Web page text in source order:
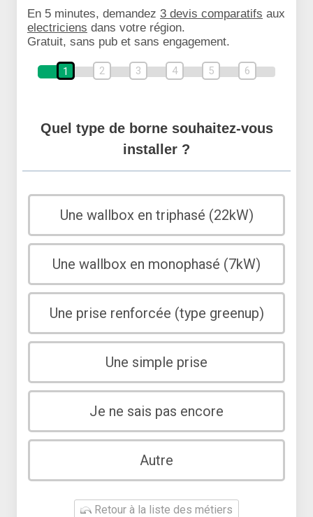
En 5 minutes, demandez 3 devis comparatifs aux
electriciens dans votre région.
Gratuit, sans pub et sans engagement.
1 2 3 4 5 6
Quel type de borne souhaitez-vous
installer ?
Une wallbox en triphasé (22kW)
Une wallbox en monophasé (7kW)
Une prise renforcée (type greenup)
Une simple prise
Je ne sais pas encore
Autre
Retour à la liste des métiers